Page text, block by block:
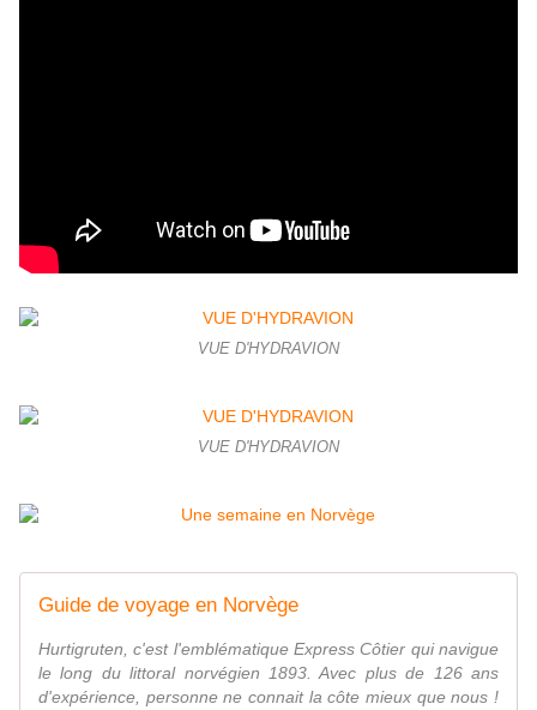
VUE D'HYDRAVION
VUE D'HYDRAVION
Guide de voyage en Norvège
Hurtigruten, c'est l'emblématique Express Côtier qui navigue
le long du littoral norvégien 1893. Avec plus de 126 ans
d'expérience, personne ne connait la côte mieux que nous !